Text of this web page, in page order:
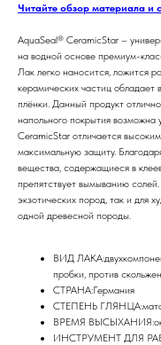
Читайте обзор материала и
AquaSeal® CeramicStar –
на водной основе премиум-
Лак легко наносится, ложится
керамических частиц обладает
плёнки. Данный продукт
напольного покрытия
CeramicStar отличается
максимальную защиту.
вещества, содержащиеся в
препятствует вымыванию
экзотических пород, так и для
одной древесной породы.
ВИД
пробки, против
СТРАНА:Германия
СТЕПЕНЬ
ВРЕМЯ
ИНСТРУМЕНТ ДЛЯ